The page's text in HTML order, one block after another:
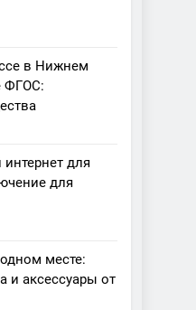
в Нижнем
ФГОС:
для
для
месте:
и аксессуары от